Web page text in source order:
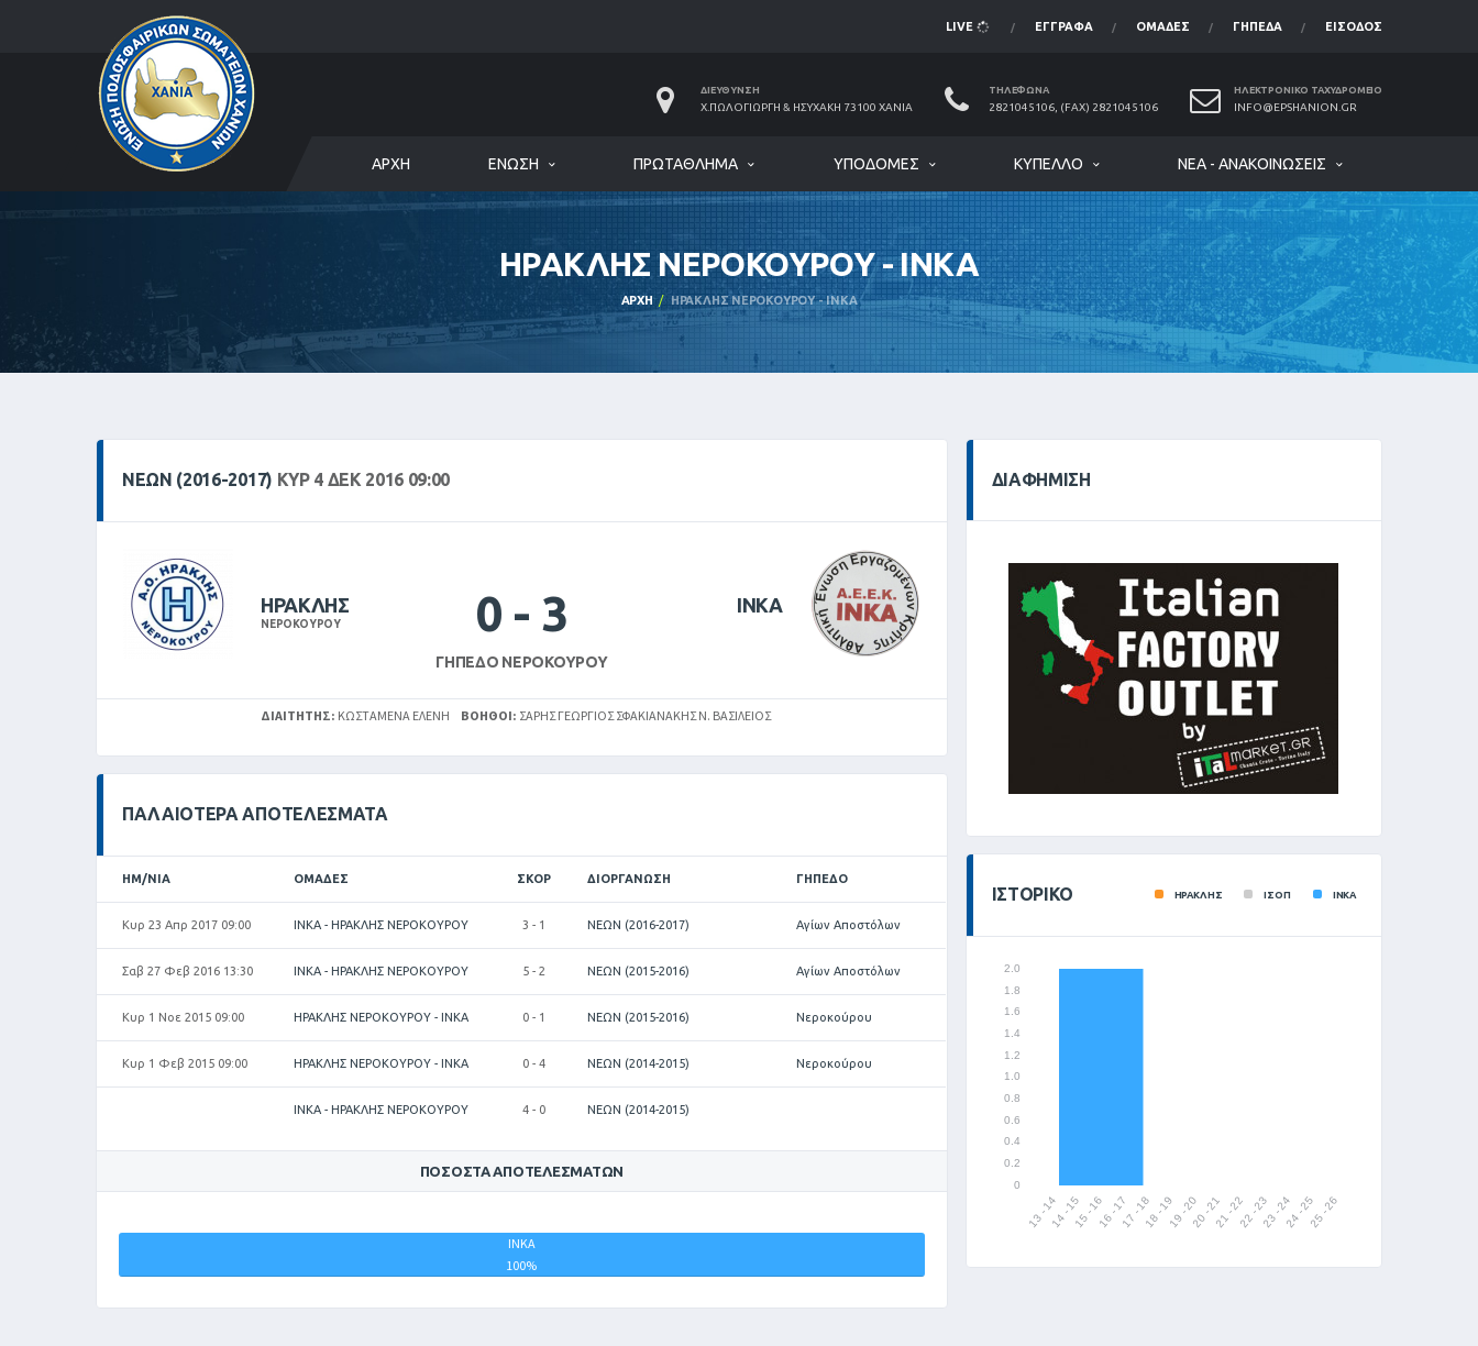
LIVE ΈΓΓΡΑΦΑ ΟΜΆΔΕΣ ΓΉΠΕΔΑ ΕΊΣΟΔΟΣ
ΔΙΕΎΘΥΝΣΗ
Χ.ΠΩΛΟΓΙΏΡΓΗ & ΗΣΥΧΆΚΗ 73100 ΧΑΝΙΆ
ΤΗΛΈΦΩΝΑ
2821045106, (FAX) 2821045106
ΗΛΕΚΤΡΟΝΙΚΌ ΤΑΧΥΔΡΟΜΕΊΟ
INFO@EPSHANION.GR
ΑΡΧΉ ΈΝΩΣΗ ΠΡΩΤΆΘΛΗΜΑ ΥΠΟΔΟΜΈΣ ΚΎΠΕΛΛΟ ΝΈΑ - ΑΝΑΚΟΙΝΏΣΕΙΣ
ΗΡΑΚΛΗΣ ΝΕΡΟΚΟΥΡΟΥ - ΙΝΚΑ
ΑΡΧΉ ΗΡΑΚΛΗΣ ΝΕΡΟΚΟΥΡΟΥ - ΙΝΚΑ
ΝΕΩΝ (2016-2017) ΚΥΡ 4 ΔΕΚ 2016 09:00
ΗΡΑΚΛΗΣ
ΝΕΡΟΚΟΥΡΟΥ 0 - 3
ΓΉΠΕΔΟ ΝΕΡΟΚΟΎΡΟΥ
ΙΝΚΑ
ΔΙΑΙΤΗΤΉΣ: ΚΩΣΤΑΜΈΝΑ ΕΛΈΝΗ ΒΟΗΘΟΊ: ΣΑΡΉΣ ΓΕΏΡΓΙΟΣ ΣΦΑΚΙΑΝΆΚΗΣ Ν. ΒΑΣΊΛΕΙΟΣ
ΠΑΛΑΙΌΤΕΡΑ ΑΠΟΤΕΛΈΣΜΑΤΑ
ΗΜ/ΝΊΑ ΟΜΆΔΕΣ ΣΚΟΡ ΔΙΟΡΓΆΝΩΣΗ ΓΉΠΕΔΟ
Κυρ 23 Απρ 2017 09:00 ΙΝΚΑ - ΗΡΑΚΛΗΣ ΝΕΡΟΚΟΥΡΟΥ 3 - 1 ΝΕΩΝ (2016-2017) Αγίων Αποστόλων
Σαβ 27 Φεβ 2016 13:30 ΙΝΚΑ - ΗΡΑΚΛΗΣ ΝΕΡΟΚΟΥΡΟΥ 5 - 2 ΝΕΩΝ (2015-2016) Αγίων Αποστόλων
Κυρ 1 Νοε 2015 09:00 ΗΡΑΚΛΗΣ ΝΕΡΟΚΟΥΡΟΥ - ΙΝΚΑ 0 - 1 ΝΕΩΝ (2015-2016) Νεροκούρου
Κυρ 1 Φεβ 2015 09:00 ΗΡΑΚΛΗΣ ΝΕΡΟΚΟΥΡΟΥ - ΙΝΚΑ 0 - 4 ΝΕΩΝ (2014-2015) Νεροκούρου
ΙΝΚΑ - ΗΡΑΚΛΗΣ ΝΕΡΟΚΟΥΡΟΥ 4 - 0 ΝΕΩΝ (2014-2015)
ΠΟΣΟΣΤΆ ΑΠΟΤΕΛΕΣΜΆΤΩΝ
ΙΝΚΑ
100%
ΔΙΑΦΉΜΙΣΗ
ΙΣΤΟΡΙΚΌ ΗΡΑΚΛΗΣ ΙΣΟΠ ΙΝΚΑ